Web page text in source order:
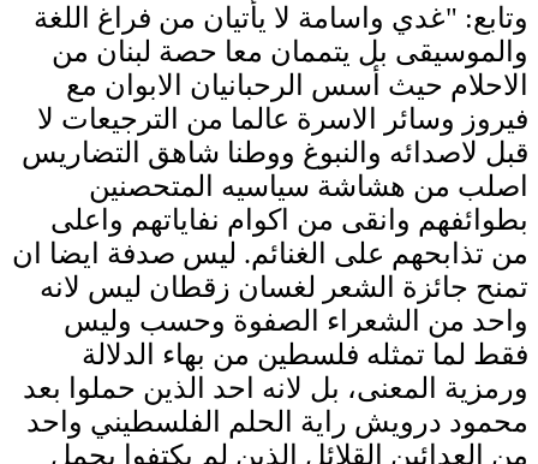
وتابع: "غدي واسامة لا يأتيان من فراغ اللغة
والموسيقى بل يتممان معا حصة لبنان من
الاحلام حيث أسس الرحبانيان الابوان مع
فيروز وسائر الاسرة عالما من الترجيعات لا
قبل لاصدائه والنبوغ ووطنا شاهق التضاريس
اصلب من هشاشة سياسيه المتحصنين
بطوائفهم وانقى من اكوام نفاياتهم واعلى
من تذابحهم على الغنائم. ليس صدفة ايضا ان
تمنح جائزة الشعر لغسان زقطان ليس لانه
واحد من الشعراء الصفوة وحسب وليس
فقط لما تمثله فلسطين من بهاء الدلالة
ورمزية المعنى، بل لانه احد الذين حملوا بعد
محمود درويش راية الحلم الفلسطيني واحد
من العدائين القلائل الذين لم يكتفوا بحمل